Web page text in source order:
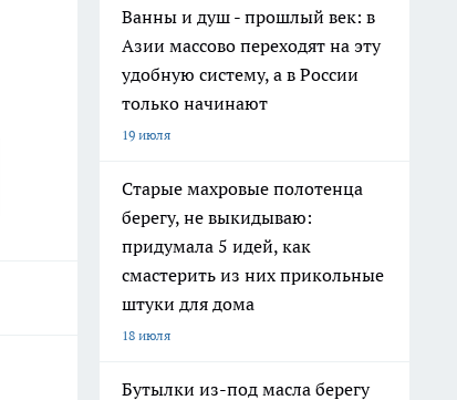
Ванны и душ - прошлый век: в
Азии массово переходят на эту
удобную систему, а в России
только начинают
19 июля
Старые махровые полотенца
берегу, не выкидываю:
придумала 5 идей, как
смастерить из них прикольные
штуки для дома
18 июля
Бутылки из-под масла берегу